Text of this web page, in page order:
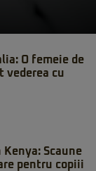
O femeie de
vederea cu
Scaune
pentru copiii